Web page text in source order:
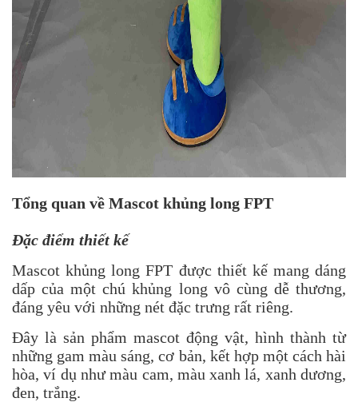
Tổng quan về Mascot khủng long FPT
Đặc điểm thiết kế
Mascot khủng long FPT được thiết kế mang dáng
dấp của một chú khủng long vô cùng dễ thương,
đáng yêu với những nét đặc trưng rất riêng.
Đây là sản phẩm mascot động vật, hình thành từ
những gam màu sáng, cơ bản, kết hợp một cách hài
hòa, ví dụ như màu cam, màu xanh lá, xanh dương,
đen, trắng.